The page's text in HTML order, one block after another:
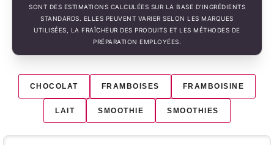
SONT DES ESTIMATIONS CALCULÉES SUR LA BASE D'INGRÉDIENTS
STANDARDS. ELLES PEUVENT VARIER SELON LES MARQUES
UTILISÉES, LA FRAÎCHEUR DES PRODUITS ET LES MÉTHODES DE
PRÉPARATION EMPLOYÉES.
CHOCOLAT FRAMBOISES FRAMBOISINE
LAIT SMOOTHIE SMOOTHIES